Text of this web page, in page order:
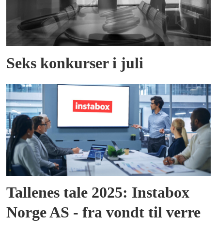
Seks konkurser i juli
Tallenes tale 2025: Instabox
Norge AS - fra vondt til verre